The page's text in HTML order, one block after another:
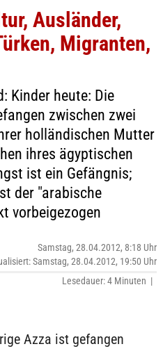
Ausländer,
Migranten,
Kinder heute: Die
zwischen zwei
holländischen Mutter
ihres ägyptischen
ist ein Gefängnis;
der "arabische
vorbeigezogen
Samstag, 28.04.2012, 8:18 Uhr
Samstag, 28.04.2012, 19:50 Uhr
Lesedauer: 4 Minuten |
Azza ist gefangen